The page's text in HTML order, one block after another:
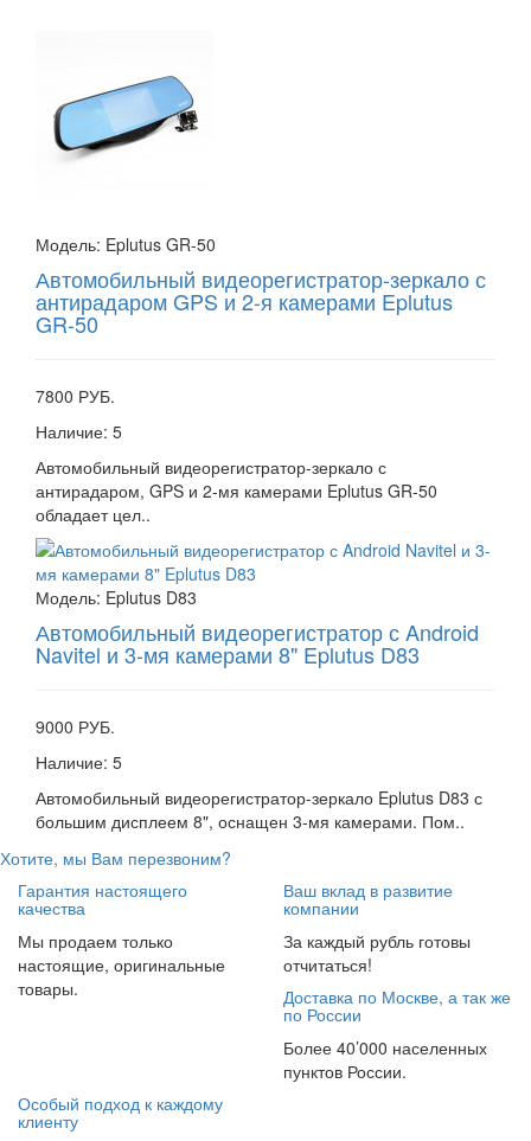
Модель: Eplutus GR-50
Автомобильный видеорегистратор-зеркало с
антирадаром GPS и 2-я камерами Eplutus
GR-50
7800 РУБ.
Наличие: 5
Автомобильный видеорегистратор-зеркало с
антирадаром, GPS и 2-мя камерами Eplutus GR-50
обладает цел..
Модель: Eplutus D83
Автомобильный видеорегистратор с Android
Navitel и 3-мя камерами 8" Eplutus D83
9000 РУБ.
Наличие: 5
Автомобильный видеорегистратор-зеркало Eplutus D83 с
большим дисплеем 8", оснащен 3-мя камерами. Пом..
Хотите, мы Вам перезвоним?
Гарантия настоящего
качества
Мы продаем только
настоящие, оригинальные
товары.
Ваш вклад в развитие
компании
За каждый рубль готовы
отчитаться!
Доставка по Москве, а так же
по России
Более 40’000 населенных
пунктов России.
Особый подход к каждому
клиенту